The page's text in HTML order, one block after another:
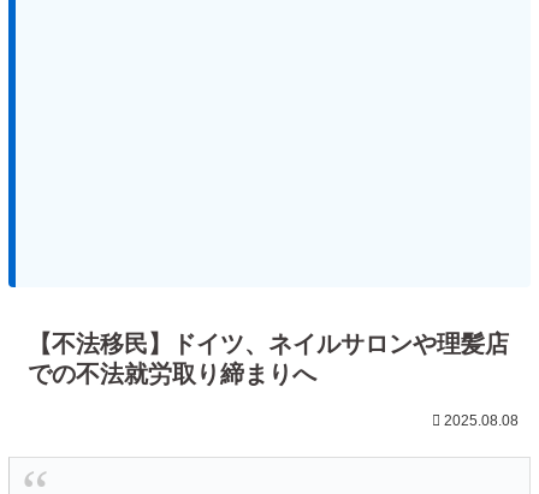
【不法移民】ドイツ、ネイルサロンや理髪店
での不法就労取り締まりへ
2025.08.08